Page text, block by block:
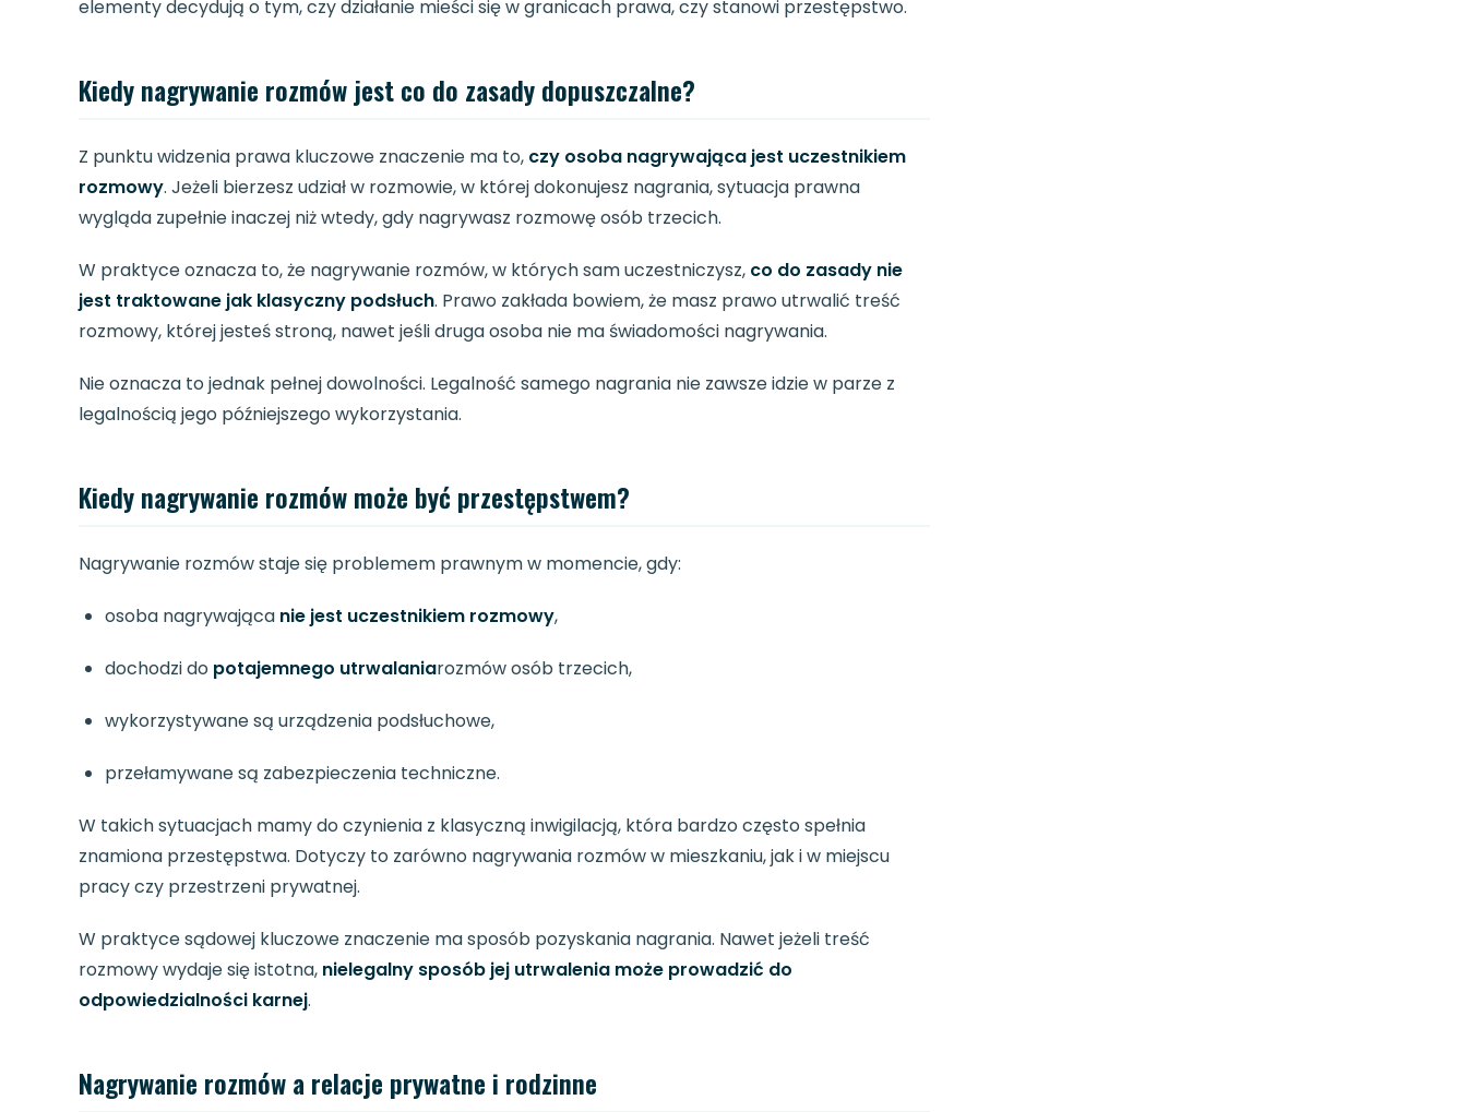
elementy decydują o tym, czy działanie mieści się w granicach prawa, czy stanowi przestępstwo.
Kiedy nagrywanie rozmów jest co do zasady dopuszczalne?
Z punktu widzenia prawa kluczowe znaczenie ma to, czy osoba nagrywająca jest uczestnikiem
rozmowy. Jeżeli bierzesz udział w rozmowie, w której dokonujesz nagrania, sytuacja prawna
wygląda zupełnie inaczej niż wtedy, gdy nagrywasz rozmowę osób trzecich.
W praktyce oznacza to, że nagrywanie rozmów, w których sam uczestniczysz, co do zasady nie
jest traktowane jak klasyczny podsłuch. Prawo zakłada bowiem, że masz prawo utrwalić treść
rozmowy, której jesteś stroną, nawet jeśli druga osoba nie ma świadomości nagrywania.
Nie oznacza to jednak pełnej dowolności. Legalność samego nagrania nie zawsze idzie w parze z
legalnością jego późniejszego wykorzystania.
Kiedy nagrywanie rozmów może być przestępstwem?
Nagrywanie rozmów staje się problemem prawnym w momencie, gdy:
osoba nagrywająca nie jest uczestnikiem rozmowy,
dochodzi do potajemnego utrwalaniarozmów osób trzecich,
wykorzystywane są urządzenia podsłuchowe,
przełamywane są zabezpieczenia techniczne.
W takich sytuacjach mamy do czynienia z klasyczną inwigilacją, która bardzo często spełnia
znamiona przestępstwa. Dotyczy to zarówno nagrywania rozmów w mieszkaniu, jak i w miejscu
pracy czy przestrzeni prywatnej.
W praktyce sądowej kluczowe znaczenie ma sposób pozyskania nagrania. Nawet jeżeli treść
rozmowy wydaje się istotna, nielegalny sposób jej utrwalenia może prowadzić do
odpowiedzialności karnej.
Nagrywanie rozmów a relacje prywatne i rodzinne